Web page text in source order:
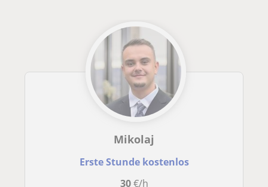
Mikolaj
Erste Stunde kostenlos
30€/h